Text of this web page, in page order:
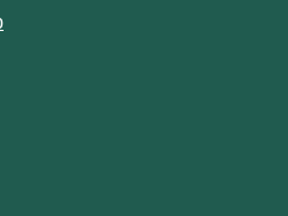
annan webbplats.